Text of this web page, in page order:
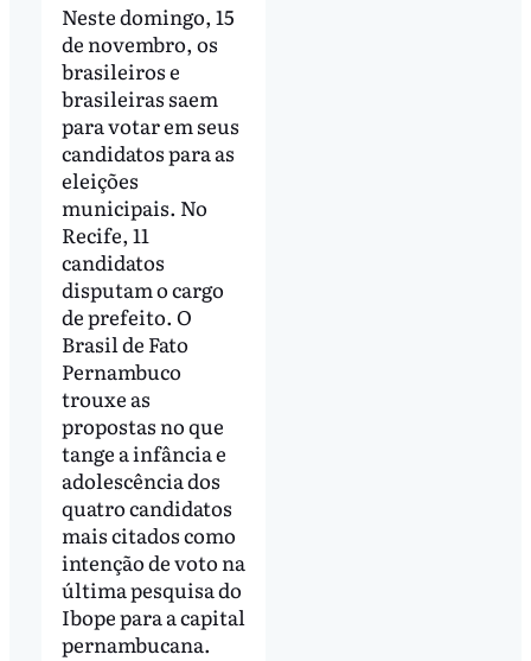
Neste domingo, 15
de novembro, os
brasileiros e
brasileiras saem
para votar em seus
candidatos para as
eleições
municipais. No
Recife, 11
candidatos
disputam o cargo
de prefeito. O
Brasil de Fato
Pernambuco
trouxe as
propostas no que
tange a infância e
adolescência dos
quatro candidatos
mais citados como
intenção de voto na
última pesquisa do
Ibope para a capital
pernambucana.